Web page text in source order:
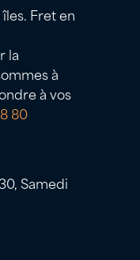
Fret en
la
à
à vos
80
Samedi